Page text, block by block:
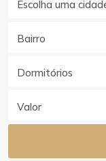
Escolha uma
Bairro
Dormitórios
Valor